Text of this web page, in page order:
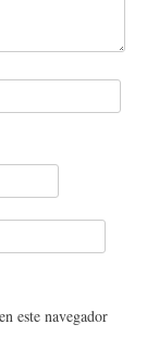
este navegador